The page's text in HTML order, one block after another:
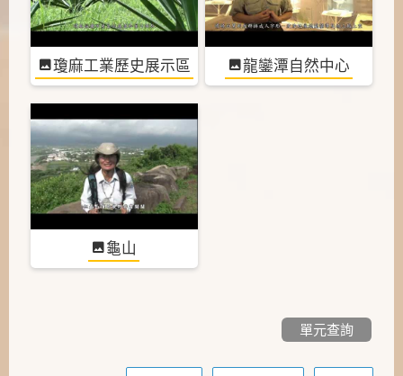
瓊麻工業歷史展示區 龍鑾潭自然中心
龜山
單元查詢